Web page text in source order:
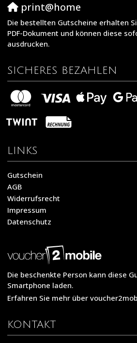
print@home
Die bestellten Gutscheine erhalten
PDF-Dokument und können diese
ausdrucken.
SICHERES BEZAHLEN
LINKS
Gutschein
AGB
Widerrufsrecht
Impressum
Datenschutz
Die beschenkte Person kann diese
Smartphone laden.
Erfahren Sie mehr über
KONTAKT